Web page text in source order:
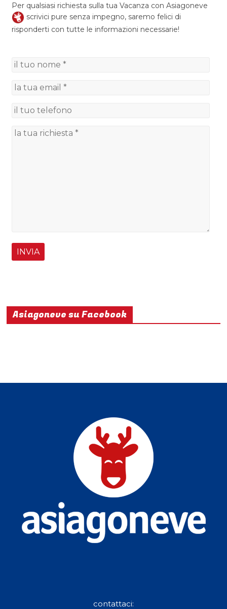
Per qualsiasi richiesta sulla tua Vacanza con Asiagoneve
scrivici pure senza impegno, saremo felici di
risponderti con tutte le informazioni necessarie!
Asiagoneve su Facebook
contattaci: